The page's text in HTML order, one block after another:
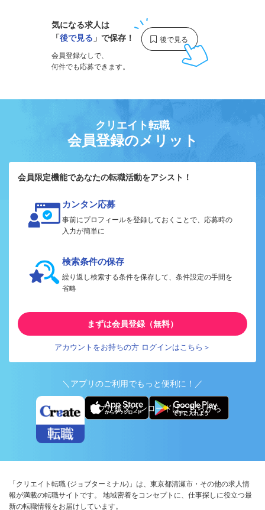
気になる求人は
「後で見る 」で保存！
会員登録なしで、
何件でも応募できます。
クリエイト転職
会員登録のメリット
会員限定機能であなたの転職活動をアシスト！
カンタン応募
事前にプロフィールを登録しておくことで、応募時の
入力が簡単に
検索条件の保存
繰り返し検索する条件を保存して、条件設定の手間を
省略
まずは会員登録（無料）
アカウントをお持ちの方 ログインはこちら＞
＼アプリのご利用でもっと便利に！／
アプリ版ダウンロードはこちらから
「クリエイト転職 (ジョブターミナル)」は、東京都清瀬市・その他の求人情
報が満載の転職サイトです。 地域密着をコンセプトに、仕事探しに役立つ最
新の転職情報をお届けしています。